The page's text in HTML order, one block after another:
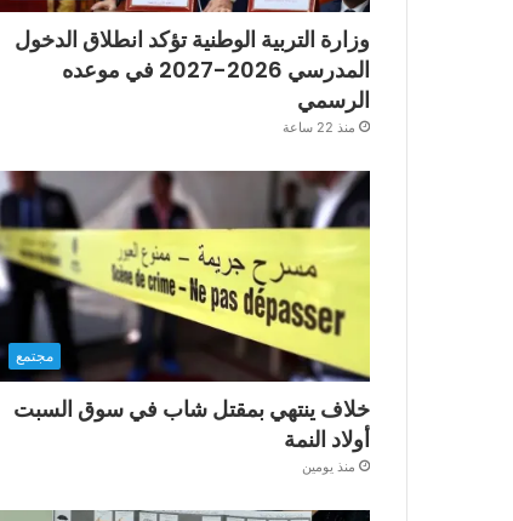
وزارة التربية الوطنية تؤكد انطلاق الدخول
المدرسي 2026-2027 في موعده
الرسمي
منذ 22 ساعة
مجتمع
خلاف ينتهي بمقتل شاب في سوق السبت
أولاد النمة
منذ يومين